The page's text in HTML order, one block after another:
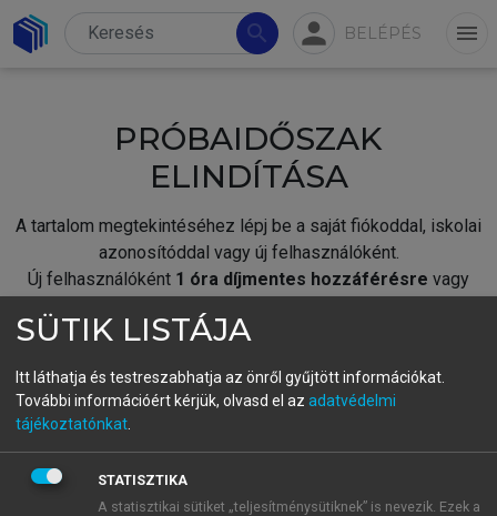
search person BELÉPÉS menu
PRÓBAIDŐSZAK
ELINDÍTÁSA
A tartalom megtekintéséhez lépj be a saját fiókoddal, iskolai
azonosítóddal vagy új felhasználóként.
Új felhasználóként 1 óra díjmentes hozzáférésre vagy
fiókoddal,vagy hozz létre új fiókot.
A regisztráció után apróbaidőszakautomatikusan
BELÉPÉS SAJÁT FIÓKKAL
SÜTIK LISTÁJA
Itt láthatja és testreszabhatja az önről gyűjtött információkat.
További információért kérjük, olvasd el az adatvédelmi
tájékoztatónkat
STATISZTIKA
A statisztikai sütiket „teljesítménysütiknek” is nevezik. Ezek a